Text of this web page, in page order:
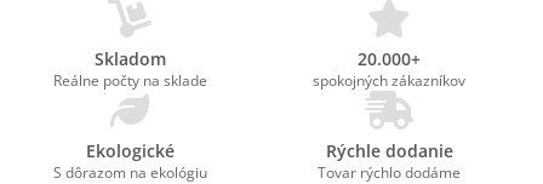
Skladom
Reálne počty na sklade
20.000+
spokojných zákazníkov
Ekologické
S dôrazom na ekológiu
Rýchle dodanie
Tovar rýchlo dodáme